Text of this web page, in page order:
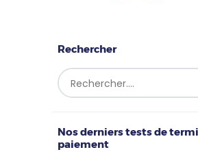
Rechercher
Nos derniers tests de
paiement